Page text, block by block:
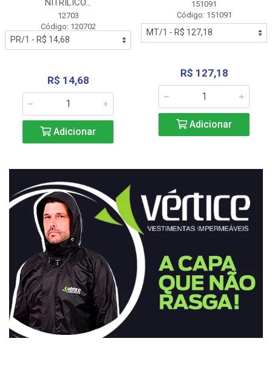
NITRÍLICO...
12703
Código: 120702
R$ 14,68
Adicionar
151091
Código: 151091
R$ 127,18
Adicionar